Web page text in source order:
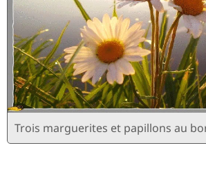
Trois marguerites et papillons au